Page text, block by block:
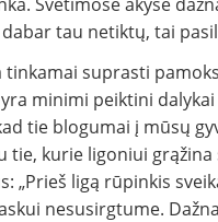
tau netiktų, tai
tinkamai suprasti
minimi peiktini
tie blogu­mai į mūsų
tie, kurie ligoniui
„Prieš ligą rūpinkis
nesusirgtume.